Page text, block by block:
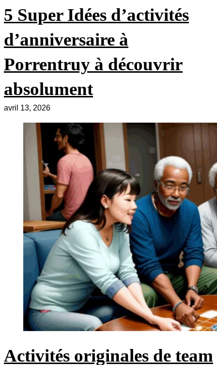
5 Super Idées d’activités
d’anniversaire à
Porrentruy à découvrir
absolument
avril 13, 2026
Activités originales de team